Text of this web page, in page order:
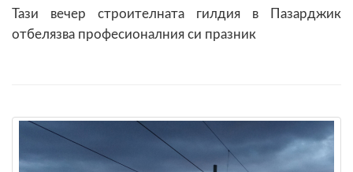
Тази вечер строителната гилдия в Пазарджик
отбелязва професионалния си празник